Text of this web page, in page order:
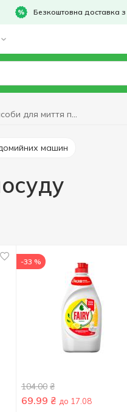
Безкоштовна доставка з
Рідкі засоби для миття посуду
машин
-33 %
104.00 ₴
69.99 ₴ до 17.08